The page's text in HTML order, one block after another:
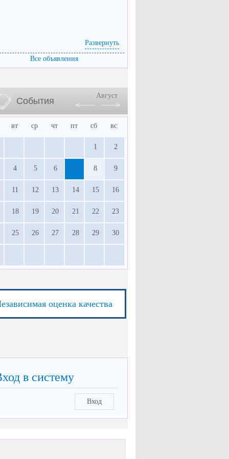
Развернуть
Все объявления
События
Август
вт ср чт пт сб вс
1 2
4 5 6 7 8 9
11 12 13 14 15 16
18 19 20 21 22 23
25 26 27 28 29 30
оценка качества
в систему
Вход